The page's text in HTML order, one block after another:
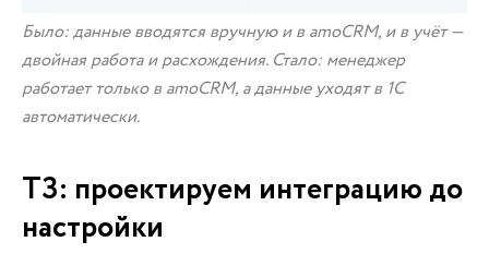
Было: данные вводятся вручную и в amoCRM, и в учёт —
двойная работа и расхождения. Стало: менеджер
работает только в amoCRM, а данные уходят в 1С
автоматически.
ТЗ: проектируем интеграцию до
настройки